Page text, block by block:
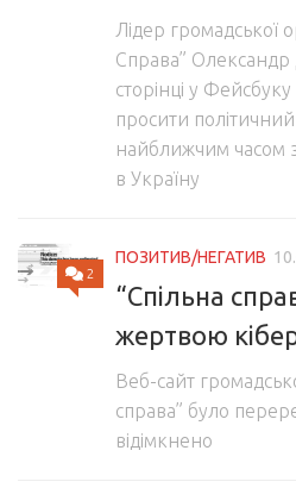
Лідер громадської
Справа”
сторінці у
просити
найближчим часом
в Україну
2
ПОЗИТИВ/НЕГАТИВ
“Спільна
жертвою
Веб-сайт
справа” було
відімкнено